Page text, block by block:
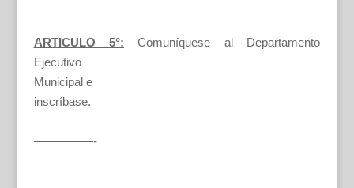
ARTICULO 5°: Comuníquese al Departamento
Ejecutivo
Municipal e
inscríbase.
————————————————————————
—————-